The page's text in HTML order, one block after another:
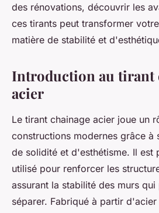
des rénovations, découvrir les
ces tirants peut transformer
matière de stabilité et
Introduction au tirant
acier
Le tirant chainage acier joue un
constructions modernes grâce à
de solidité et d'esthétisme. Il est
utilisé pour renforcer les
assurant la stabilité des murs
séparer. Fabriqué à partir